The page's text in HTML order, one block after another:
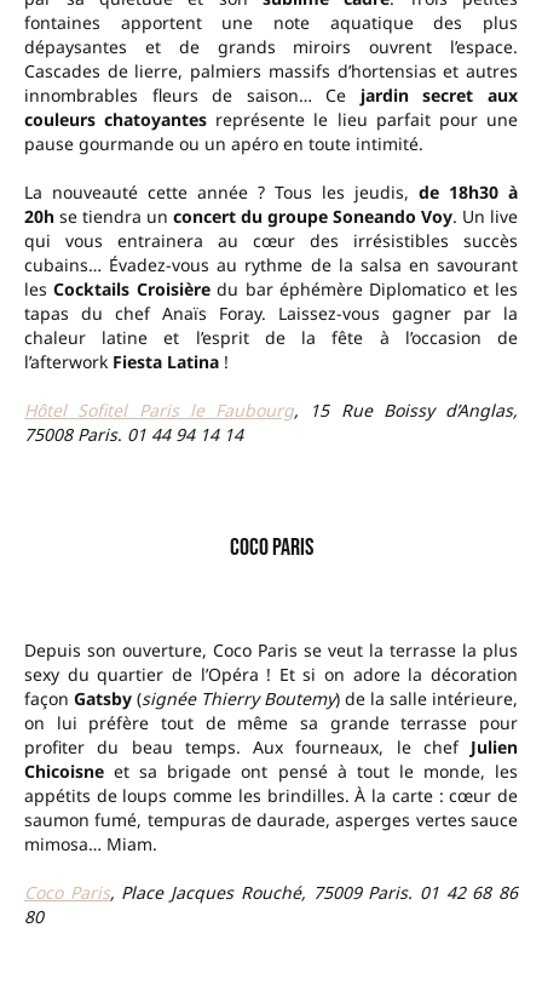
fontaines apportent une note aquatique des plus
dépaysantes et de grands miroirs ouvrent l’espace.
Cascades de lierre, palmiers massifs d’hortensias et autres
innombrables fleurs de saison… Ce jardin secret aux
couleurs chatoyantes représente le lieu parfait pour une
pause gourmande ou un apéro en toute intimité.
La nouveauté cette année ? Tous les jeudis, de 18h30 à
20h se tiendra un concert du groupe Soneando Voy. Un live
qui vous entrainera au cœur des irrésistibles succès
cubains… Évadez-vous au rythme de la salsa en savourant
les Cocktails Croisièredu bar éphémère Diplomatico et les
tapas du chef Anaïs Foray. Laissez-vous gagner par la
chaleur latine et l’esprit de la fête à l’occasion de
l’afterwork Fiesta Latina !
Hôtel Sofitel Paris le Faubourg, 15 Rue Boissy d’Anglas,
75008 Paris. 01 44 94 14 14
Coco Paris
Depuis son ouverture, Coco Paris se veut la terrasse la plus
sexy du quartier de l’Opéra ! Et si on adore la décoration
façon Gatsby (signée Thierry Boutemy) de la salle intérieure,
on lui préfère tout de même sa grande terrasse pour
profiter du beau temps. Aux fourneaux, le chef Julien
Chicoisne et sa brigade ont pensé à tout le monde, les
appétits de loups comme les brindilles. À la carte : cœur de
saumon fumé, tempuras de daurade, asperges vertes sauce
mimosa… Miam.
Coco Paris, Place Jacques Rouché, 75009 Paris. 01 42 68 86
80